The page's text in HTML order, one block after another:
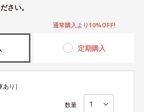
さい。
定期購入
通常購入より10%OFF!
あり］
数量